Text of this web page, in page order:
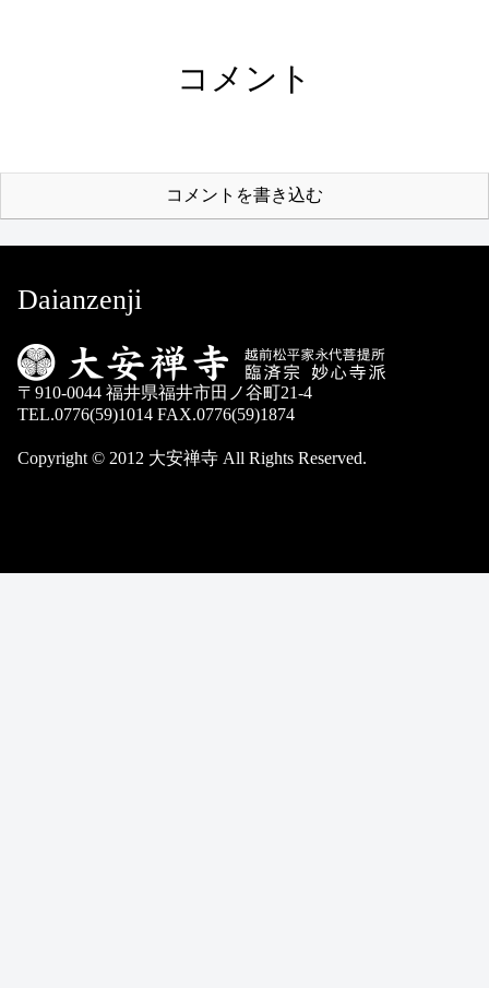
コメント
コメントを書き込む
Daianzenji
〒910-0044 福井県福井市田ノ谷町21-4
TEL.0776(59)1014 FAX.0776(59)1874
Copyright © 2012 大安禅寺 All Rights Reserved.